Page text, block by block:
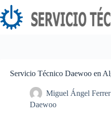
Saltar
al
contenido
Servicio Técnico Daewoo en
Miguel Ángel Ferrer
Daewoo